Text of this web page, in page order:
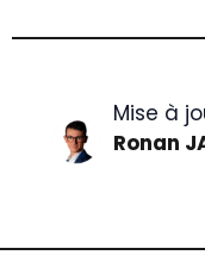
Mise à
Ronan